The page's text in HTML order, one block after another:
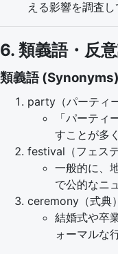
える影響を調査し
6. 類義語・反
類義語 (Synonyms)
party（パーティー
「パーティ
すことが多
festival（フェステ
一般的に、
で公的なニ
ceremony（式典）
結婚式や卒
ォーマルな